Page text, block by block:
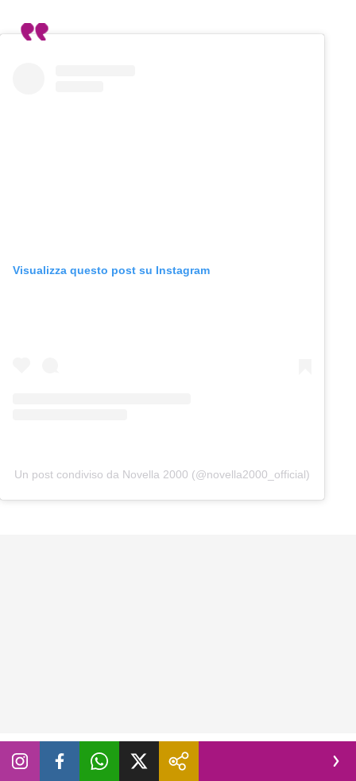
Visualizza questo post su Instagram
Un post condiviso da Novella 2000 (@novella2000_official)
Vacanze scolastiche estive troppo lunghe?